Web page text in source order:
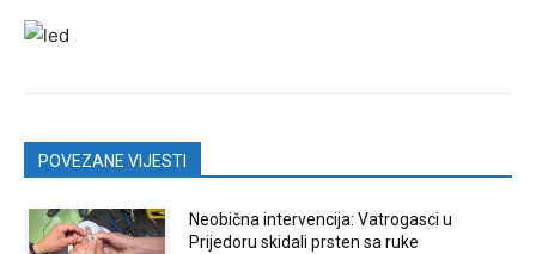
POVEZANE VIJESTI
Neobična intervencija: Vatrogasci u
Prijedoru skidali prsten sa ruke